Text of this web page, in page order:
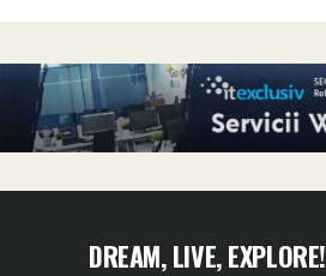
DREAM, LIVE, EXPLORE!